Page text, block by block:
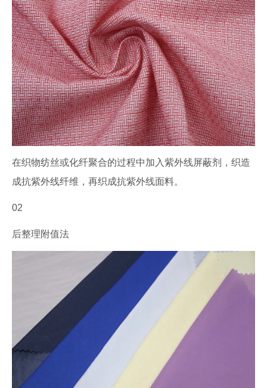
在织物纺丝或化纤聚合的过程中加入紫外线屏蔽剂，织造
成抗紫外线纤维，再织成抗紫外线面料。
02
后整理附值法